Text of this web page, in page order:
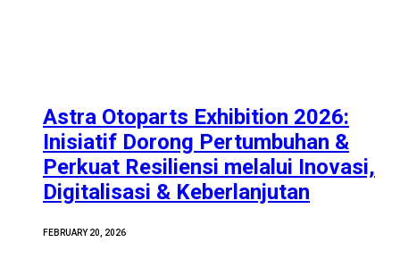
Astra Otoparts Exhibition 2026:
Inisiatif Dorong Pertumbuhan &
Perkuat Resiliensi melalui Inovasi,
Digitalisasi & Keberlanjutan
FEBRUARY 20, 2026